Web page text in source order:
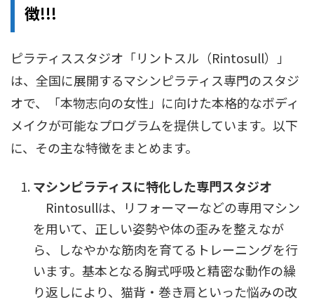
徴!!!
ピラティススタジオ「リントスル（Rintosull）」
は、全国に展開するマシンピラティス専門のスタジ
オで、「本物志向の女性」に向けた本格的なボディ
メイクが可能なプログラムを提供しています。以下
に、その主な特徴をまとめます。
マシンピラティスに特化した専門スタジオ
Rintosullは、リフォーマーなどの専用マシン
を用いて、正しい姿勢や体の歪みを整えなが
ら、しなやかな筋肉を育てるトレーニングを行
います。基本となる胸式呼吸と精密な動作の繰
り返しにより、猫背・巻き肩といった悩みの改